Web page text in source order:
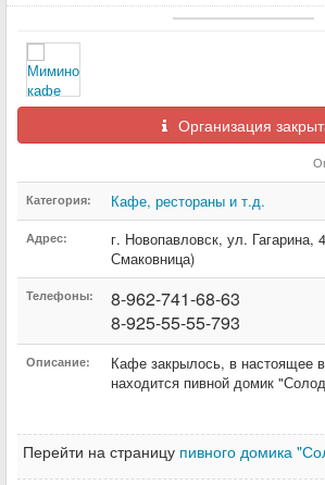
Организация
Категория: Кафе, рестораны и т.д.
Адрес: г. Новопавловск, ул. Гагарина,
Смаковница)
Телефоны:
8-962-741-68-63
8-925-55-55-793
Описание:
Кафе закрылось, в настоящее
находится пивной домик
Перейти на страницу пивного домика